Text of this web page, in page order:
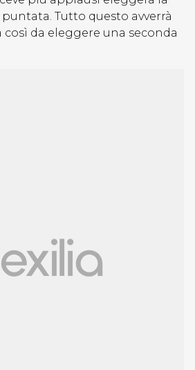
Tutto questo avverrà
così da eleggere una seconda